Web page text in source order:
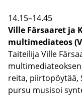
14.15–14.45
Ville Fär­saa­ret ja
mul­ti­me­dia­teos
Tai­tei­li­ja Ville
rei­ta, piir­to­pöy­tää,
pur­su musi­soi